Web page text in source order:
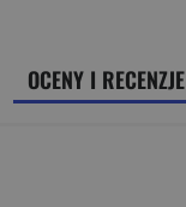
OCENY I RECENZJE